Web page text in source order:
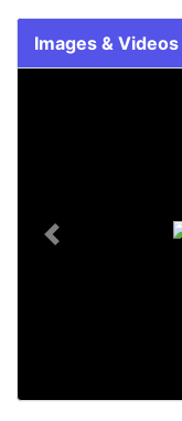
Images & Videos
Previous